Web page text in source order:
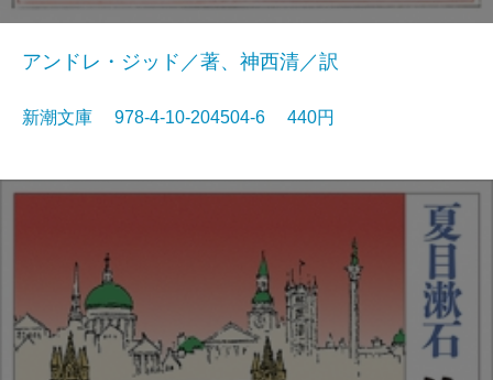
アンドレ・ジッド／著、神西清／訳
新潮文庫 978-4-10-204504-6 440円